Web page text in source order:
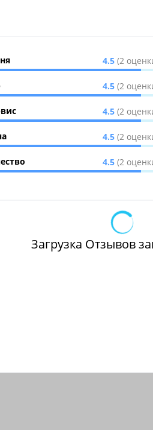
4.5 (2
4.5 (2
4.5 (2
4.5 (2
4.5 (2
Загрузка Отзывов